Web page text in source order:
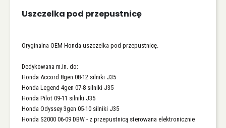
Uszczelka pod przepustnicę
Oryginalna OEM Honda uszczelka pod przepustnicę.
Dedykowana m.in. do:
Honda Accord 8gen 08-12 silniki J35
Honda Legend 4gen 07-8 silniki J35
Honda Pilot 09-11 silniki J35
Honda Odyssey 3gen 05-10 silniki J35
Honda S2000 06-09 DBW - z przepustnicą sterowana elektronicznie